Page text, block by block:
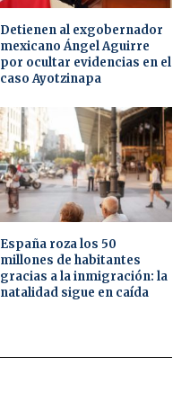
Detienen al exgobernador
mexicano Ángel Aguirre
por ocultar evidencias en el
caso Ayotzinapa
España roza los 50
millones de habitantes
gracias a la inmigración: la
natalidad sigue en caída